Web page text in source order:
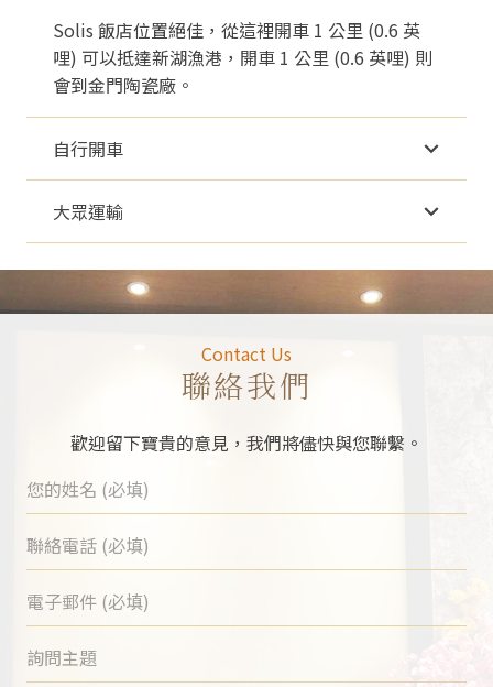
Solis 飯店位置絕佳，從這裡開車 1 公里 (0.6 英
哩) 可以抵達新湖漁港，開車 1 公里 (0.6 英哩) 則
會到金門陶瓷廠。
自行開車
大眾運輸
Contact Us
聯絡我們
歡迎留下寶貴的意見，我們將儘快與您聯繫。